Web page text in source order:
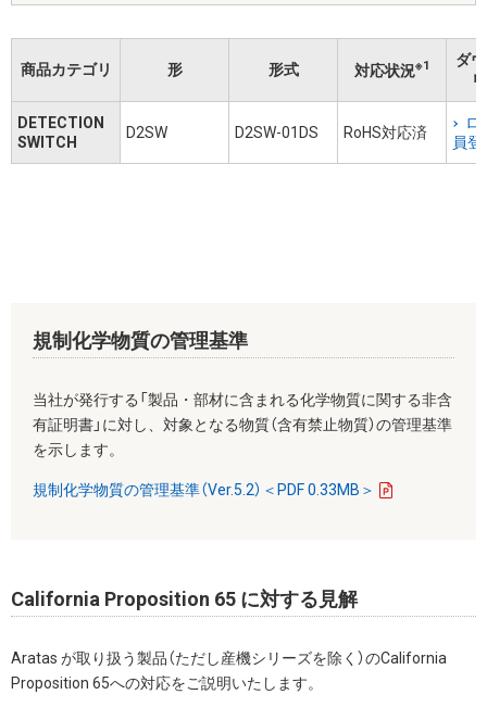
商品カテゴリ 形 形式 対応状況※1
ダ
DETECTION
SWITCH
D2SW D2SW-01DS RoHS対応済
ロ
員登
規制化学物質の管理基準
当社が発行する「製品・部材に含まれる化学物質に関する非含
有証明書」に対し、対象となる物質（含有禁止物質）の管理基準
を示します。
規制化学物質の管理基準（Ver.5.2）＜PDF 0.33MB＞
California Proposition 65 に対する見解
Aratas が取り扱う製品（ただし産機シリーズを除く）のCalifornia
Proposition 65への対応をご説明いたします。